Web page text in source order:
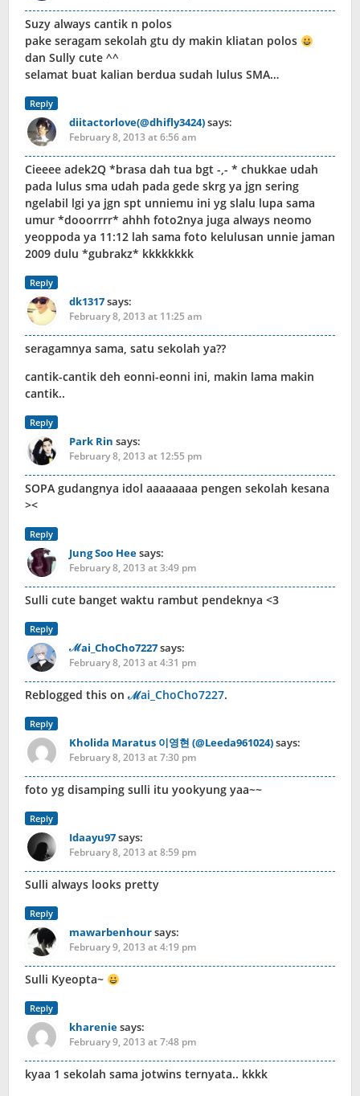
Suzy always cantik n polos
pake seragam sekolah gtu dy makin kliatan polos
dan Sully cute ^^
selamat buat kalian berdua sudah lulus SMA…
Reply
diitactorlove(@dhifly3424)says:
February 8, 2013 at 6:56 am
Cieeee adek2Q *brasa dah tua bgt -,- * chukkae udah
pada lulus sma udah pada gede skrg ya jgn sering
ngelabil lgi ya jgn spt unniemu ini yg slalu lupa sama
umur *dooorrrr* ahhh foto2nya juga always neomo
yeoppoda ya 11:12 lah sama foto kelulusan unnie jaman
2009 dulu *gubrakz* kkkkkkkk
Reply
dk1317says:
February 8, 2013 at 11:25 am
seragamnya sama, satu sekolah ya??
cantik-cantik deh eonni-eonni ini, makin lama makin
cantik..
Reply
Park Rin says:
February 8, 2013 at 12:55 pm
SOPA gudangnya idol aaaaaaaa pengen sekolah kesana
><
Reply
Jung Soo Heesays:
February 8, 2013 at 3:49 pm
Sulli cute banget waktu rambut pendeknya <3
Reply
ℳai_ChoCho7227says:
February 8, 2013 at 4:31 pm
Reblogged this on ℳai_ChoCho7227.
Reply
Kholida Maratus 이영현 (@Leeda961024)says:
February 8, 2013 at 7:30 pm
foto yg disamping sulli itu yookyung yaa~~
Reply
Idaayu97says:
February 8, 2013 at 8:59 pm
Sulli always looks pretty
Reply
mawarbenhoursays:
February 9, 2013 at 4:19 pm
Sulli Kyeopta~
Reply
khareniesays:
February 9, 2013 at 7:48 pm
kyaa 1 sekolah sama jotwins ternyata.. kkkk